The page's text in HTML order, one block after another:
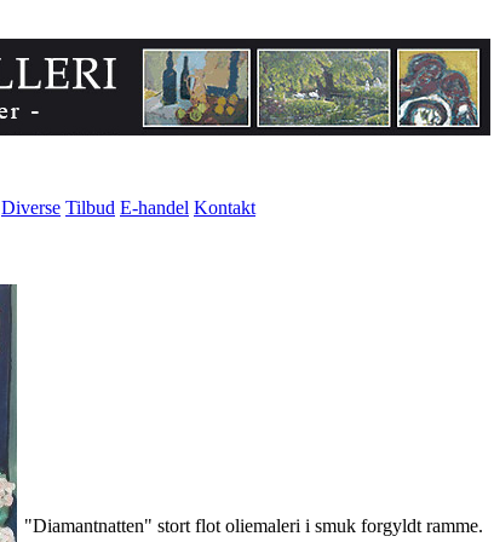
Diverse Tilbud E-handel Kontakt
"Diamantnatten" stort flot oliemaleri i smuk forgyldt ramme.